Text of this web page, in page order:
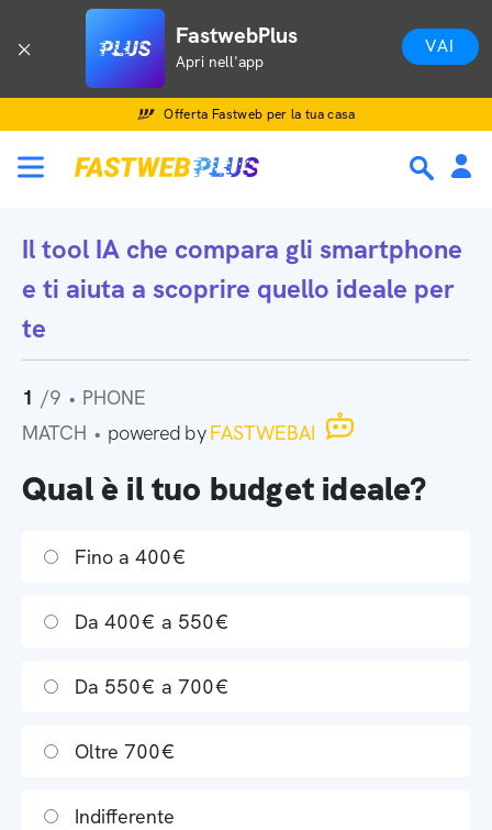
FastwebPlus
Apri nell'app
VAI
Offerta Fastweb per la tua casa
Il tool IA che compara gli smartphone
e ti aiuta a scoprire quello ideale per
te
1 /9 • PHONE
MATCH • powered byFASTWEBAI
Qual è il tuo budget ideale?
Fino a 400€
Da 400€ a 550€
Da 550€ a 700€
Oltre 700€
Indifferente